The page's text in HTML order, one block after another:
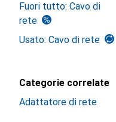
Fuori tutto: Cavo di
rete
Usato: Cavo di rete
Categorie correlate
Adattatore di rete